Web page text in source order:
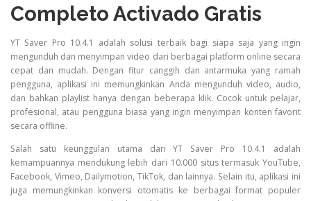
Completo Activado Gratis
YT Saver Pro 10.4.1 adalah solusi terbaik bagi siapa saja yang ingin
mengunduh dan menyimpan video dari berbagai platform online secara
cepat dan mudah. Dengan fitur canggih dan antarmuka yang ramah
pengguna, aplikasi ini memungkinkan Anda mengunduh video, audio,
dan bahkan playlist hanya dengan beberapa klik. Cocok untuk pelajar,
profesional, atau pengguna biasa yang ingin menyimpan konten favorit
secara offline.
Salah satu keunggulan utama dari YT Saver Pro 10.4.1 adalah
kemampuannya mendukung lebih dari 10.000 situs termasuk YouTube,
Facebook, Vimeo, Dailymotion, TikTok, dan lainnya. Selain itu, aplikasi ini
juga memungkinkan konversi otomatis ke berbagai format populer